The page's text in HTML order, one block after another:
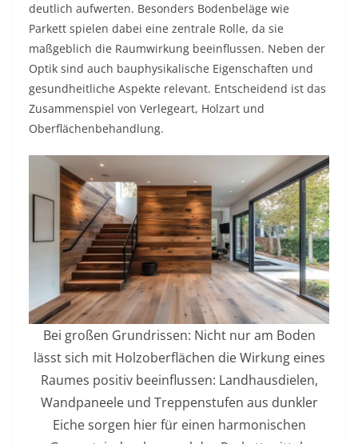
deutlich aufwerten. Besonders Bodenbeläge wie
Parkett spielen dabei eine zentrale Rolle, da sie
maßgeblich die Raumwirkung beeinflussen. Neben der
Optik sind auch bauphysikalische Eigenschaften und
gesundheitliche Aspekte relevant. Entscheidend ist das
Zusammenspiel von Verlegeart, Holzart und
Oberflächenbehandlung.
Bei großen Grundrissen: Nicht nur am Boden
lässt sich mit Holzoberflächen die Wirkung eines
Raumes positiv beeinflussen: Landhausdielen,
Wandpaneele und Treppenstufen aus dunkler
Eiche sorgen hier für einen harmonischen